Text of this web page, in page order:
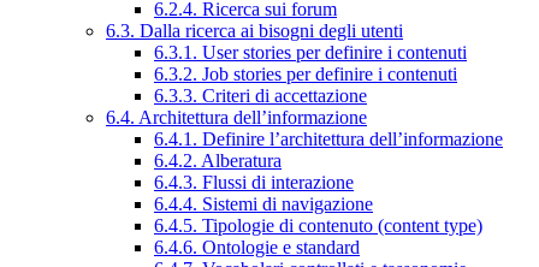
6.2.4. Ricerca sui forum
6.3. Dalla ricerca ai bisogni degli utenti
6.3.1. User stories per definire i contenuti
6.3.2. Job stories per definire i contenuti
6.3.3. Criteri di accettazione
6.4. Architettura dell’informazione
6.4.1. Definire l’architettura dell’informazione
6.4.2. Alberatura
6.4.3. Flussi di interazione
6.4.4. Sistemi di navigazione
6.4.5. Tipologie di contenuto (content type)
6.4.6. Ontologie e standard